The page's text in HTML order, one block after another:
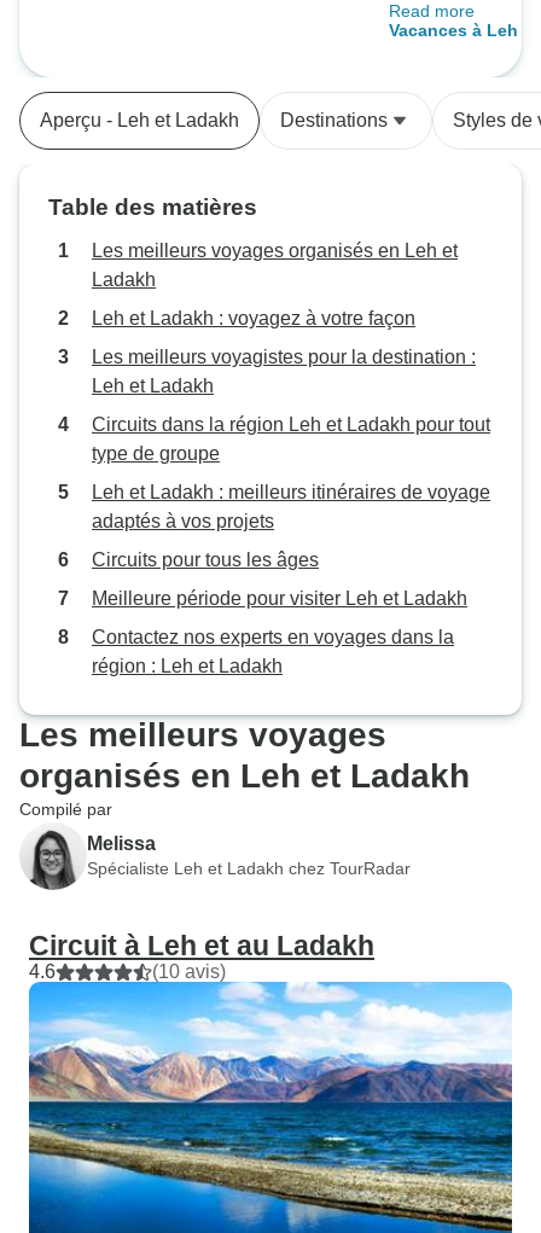
comme le
et le monastère
l'impression de
Les guides
passionnés,
longues heures
Read more
Vacances à Leh
Aperçu - Leh et Ladakh Destinations Styles de
Table des matières
Les meilleurs voyages organisés en Leh et
Ladakh
Leh et Ladakh : voyagez à votre façon
Les meilleurs voyagistes pour la destination :
Leh et Ladakh
Circuits dans la région Leh et Ladakh pour tout
type de groupe
Leh et Ladakh : meilleurs itinéraires de voyage
adaptés à vos projets
Circuits pour tous les âges
Meilleure période pour visiter Leh et Ladakh
Contactez nos experts en voyages dans la
région : Leh et Ladakh
Les meilleurs voyages
organisés en Leh et Ladakh
Compilé par
Melissa
Spécialiste Leh et Ladakh chez TourRadar
Circuit à Leh et au Ladakh
4.6 (10 avis)